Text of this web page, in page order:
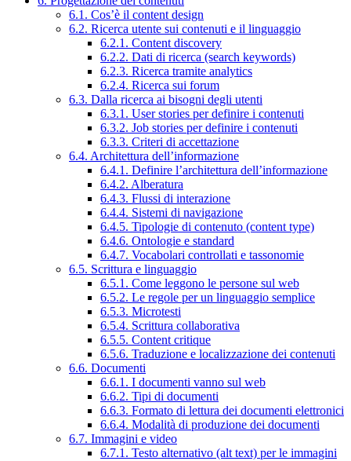
6.1. Cos’è il content design
6.2. Ricerca utente sui contenuti e il linguaggio
6.2.1. Content discovery
6.2.2. Dati di ricerca (search keywords)
6.2.3. Ricerca tramite analytics
6.2.4. Ricerca sui forum
6.3. Dalla ricerca ai bisogni degli utenti
6.3.1. User stories per definire i contenuti
6.3.2. Job stories per definire i contenuti
6.3.3. Criteri di accettazione
6.4. Architettura dell’informazione
6.4.1. Definire l’architettura dell’informazione
6.4.2. Alberatura
6.4.3. Flussi di interazione
6.4.4. Sistemi di navigazione
6.4.5. Tipologie di contenuto (content type)
6.4.6. Ontologie e standard
6.4.7. Vocabolari controllati e tassonomie
6.5. Scrittura e linguaggio
6.5.1. Come leggono le persone sul web
6.5.2. Le regole per un linguaggio semplice
6.5.3. Microtesti
6.5.4. Scrittura collaborativa
6.5.5. Content critique
6.5.6. Traduzione e localizzazione dei contenuti
6.6. Documenti
6.6.1. I documenti vanno sul web
6.6.2. Tipi di documenti
6.6.3. Formato di lettura dei documenti elettronici
6.6.4. Modalità di produzione dei documenti
6.7. Immagini e video
6.7.1. Testo alternativo (alt text) per le immagini